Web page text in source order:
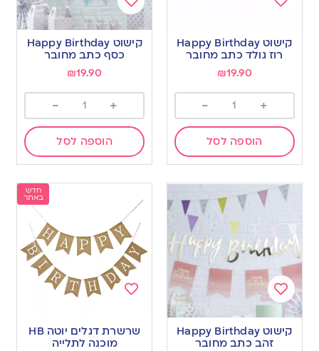
to
wishlist
קישוט Happy Birthday
רוז גולד כתב מחובר
₪19.90
+
-
הוספה לסל
Add
to
wishlist
קישוט Happy Birthday
כסף כתב מחובר
₪19.90
+
-
הוספה לסל
Add
to
wishlist
קישוט Happy Birthday
זהב כתב מחובר
חדש
באתר
to
wishlist
שרשרת דגלים יוטה HB
מוכנה לתלייה